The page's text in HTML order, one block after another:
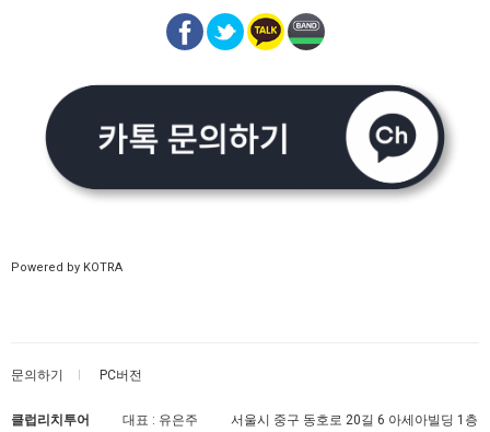
Powered by KOTRA
문의하기 PC버전
클럽리치투어 대표 : 유은주 서울시 중구 동호로 20길 6 아세아빌딩 1층